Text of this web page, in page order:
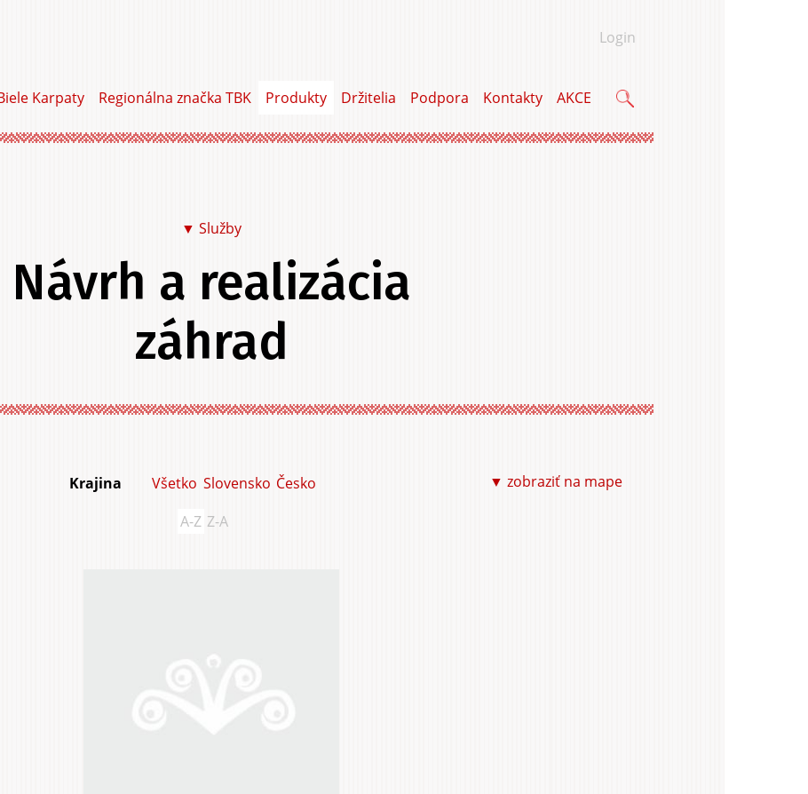
Login
Karpaty Regionálna značka TBK Produkty Držitelia Podpora Kontakty AKCE
Služby
Jedlo a pitie
Na sebaDo domu a bytu
a sadu
a agroturistika
Návrh a realizácia
záhrad
▼ zobraziť na mape
Krajina Všetko Slovensko Česko
A-Z Z-A